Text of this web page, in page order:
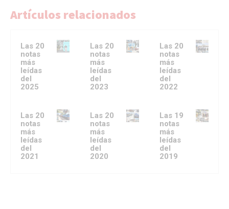
Artículos relacionados
Las 20
notas
más
leídas
del
2025
Las 20
notas
más
leídas
del
2023
Las 20
notas
más
leídas
del
2022
Las 20
notas
más
leídas
del
2021
Las 20
notas
más
leídas
del
2020
Las 19
notas
más
leídas
del
2019